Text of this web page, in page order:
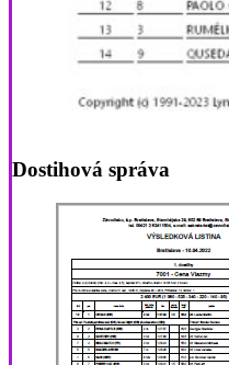
Dostihová správa